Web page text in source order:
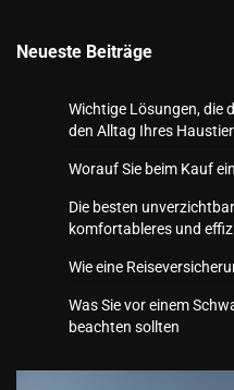
Neueste Beiträge
Wichtige Lösungen, die
den Alltag Ihres
Worauf Sie beim Kauf
Die besten
komfortableres und
Wie eine
Was Sie vor einem
beachten sollten